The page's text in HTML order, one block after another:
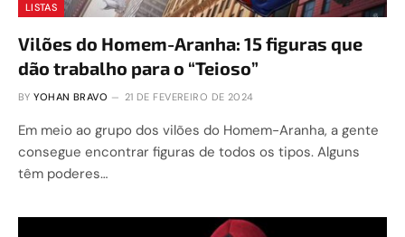
LISTAS
Vilões do Homem-Aranha: 15 figuras que
dão trabalho para o “Teioso”
BY YOHAN BRAVO 21 DE FEVEREIRO DE 2024
Em meio ao grupo dos vilões do Homem-Aranha, a gente
consegue encontrar figuras de todos os tipos. Alguns
têm poderes…